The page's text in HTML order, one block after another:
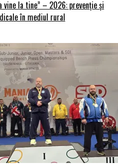
vine la tine” – 2026: prevenție și
în mediul rural